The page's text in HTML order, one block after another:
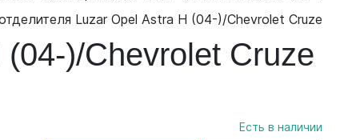
)/Chevrolet Cruze
Есть в наличии